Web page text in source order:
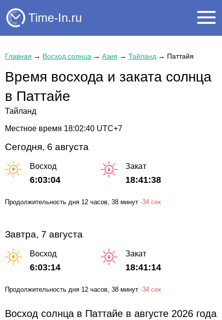
Time-In.ru
Главная → Восход солнца → Азия → Тайланд → Паттайя
Время восхода и заката солнца
в Паттайе
Тайланд
Местное время 18:02:41 UTC+7
Сегодня, 6 августа
Восход
6:03:04
Закат
18:41:38
Продолжительность дня 12 часов , 38 минут -34 сек
Завтра, 7 августа
Восход
6:03:14
Закат
18:41:14
Продолжительность дня 12 часов, 38 минут -34 сек
Восход солнца в Паттайе в августе 2026 года